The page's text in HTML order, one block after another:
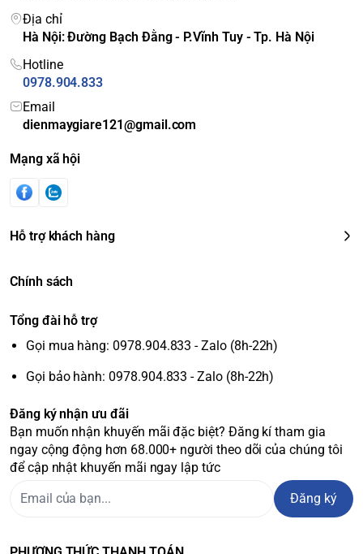
Địa chỉ
Hà Nội: Đường Bạch Đằng - P.Vĩnh Tuy - Tp. Hà Nội
Hotline
0978.904.833
Email
dienmaygiare121@gmail.com
Mạng xã hội
Hỗ trợ khách hàng
Chính sách
Tổng đài hỗ trợ
Gọi mua hàng: 0978.904.833 - Zalo (8h-22h)
Gọi bảo hành: 0978.904.833 - Zalo (8h-22h)
Đăng ký nhận ưu đãi
Bạn muốn nhận khuyến mãi đặc biệt? Đăng kí tham gia
ngay cộng động hơn 68.000+ người theo dõi của chúng tôi
để cập nhật khuyến mãi ngay lập tức
Đăng ký